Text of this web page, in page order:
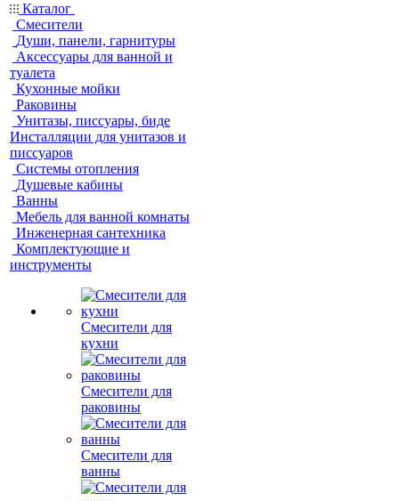
Каталог
Смесители
Души, панели, гарнитуры
Аксессуары для ванной и
туалета
Кухонные мойки
Раковины
Унитазы, писсуары, биде
Инсталляции для унитазов и
писсуаров
Системы отопления
Душевые кабины
Ванны
Мебель для ванной комнаты
Инженерная сантехника
Комплектующие и
инструменты
Смесители для
кухни
Смесители для
раковины
Смесители для
ванны